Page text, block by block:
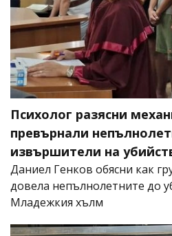
Психолог разясни
превърнали
извършители на
Даниел Генков обясни как
довела непълнолетните до
Младежкия хълм